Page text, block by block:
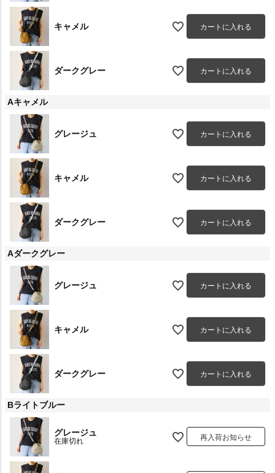
キャメル カートに入れる
ダークグレー カートに入れる
Aキャメル
グレージュ カートに入れる
キャメル カートに入れる
ダークグレー カートに入れる
Aダークグレー
グレージュ カートに入れる
キャメル カートに入れる
ダークグレー カートに入れる
Bライトブルー
グレージュ
在庫切れ 再入荷お知らせ